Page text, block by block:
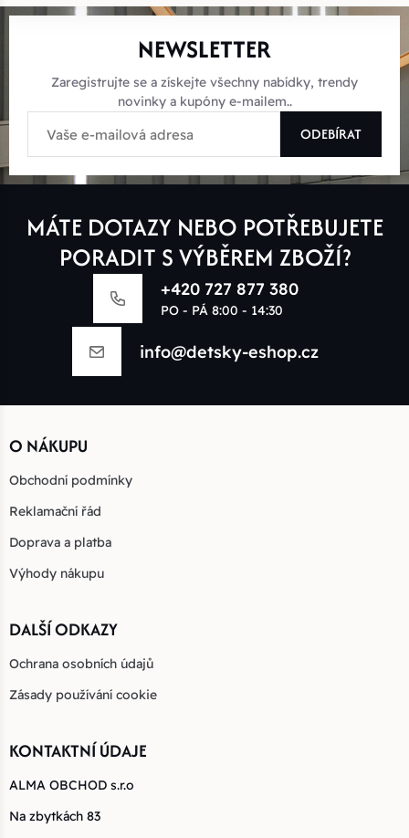
NEWSLETTER
Zaregistrujte se a získejte všechny nabídky, trendy
novinky a kupóny e-mailem..
ODEBÍRAT
MÁTE DOTAZY NEBO POTŘEBUJETE
PORADIT S VÝBĚREM ZBOŽÍ?
+420 727 877 380
PO - PÁ 8:00 - 14:30
info@detsky-eshop.cz
O NÁKUPU
Obchodní podmínky
Reklamační řád
Doprava a platba
Výhody nákupu
DALŠÍ ODKAZY
Ochrana osobních údajů
Zásady používání cookie
KONTAKTNÍ ÚDAJE
ALMA OBCHOD s.r.o
Na zbytkách 83